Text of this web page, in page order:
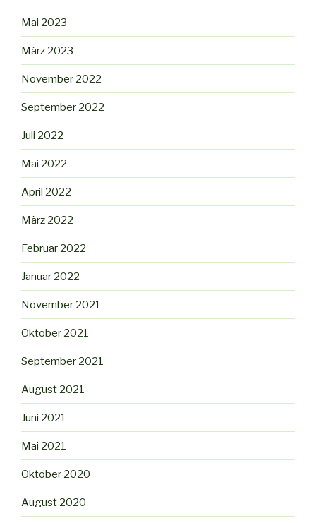
Mai 2023
März 2023
November 2022
September 2022
Juli 2022
Mai 2022
April 2022
März 2022
Februar 2022
Januar 2022
November 2021
Oktober 2021
September 2021
August 2021
Juni 2021
Mai 2021
Oktober 2020
August 2020